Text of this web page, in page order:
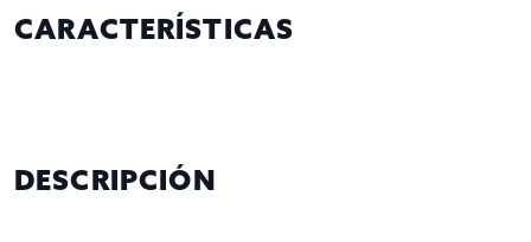
CARACTERÍSTICAS
DESCRIPCIÓN